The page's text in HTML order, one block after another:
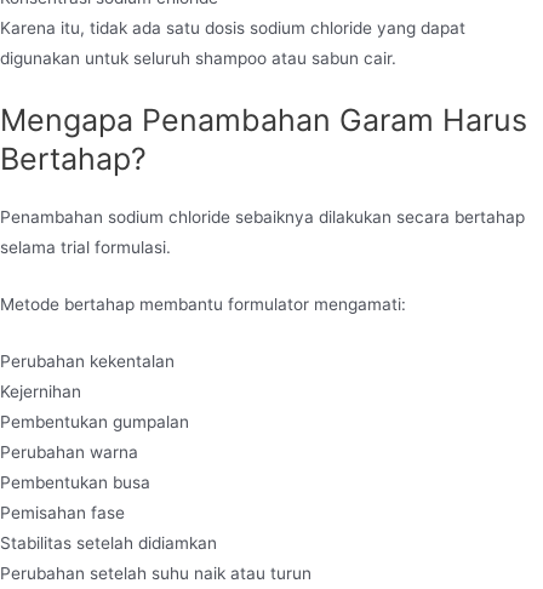
Karena itu, tidak ada satu dosis sodium chloride yang dapat
digunakan untuk seluruh shampoo atau sabun cair.
Mengapa Penambahan Garam Harus
Bertahap?
Penambahan sodium chloride sebaiknya dilakukan secara bertahap
selama trial formulasi.
Metode bertahap membantu formulator mengamati:
Perubahan kekentalan
Kejernihan
Pembentukan gumpalan
Perubahan warna
Pembentukan busa
Pemisahan fase
Stabilitas setelah didiamkan
Perubahan setelah suhu naik atau turun